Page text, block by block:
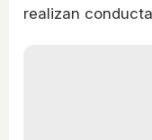
realizan